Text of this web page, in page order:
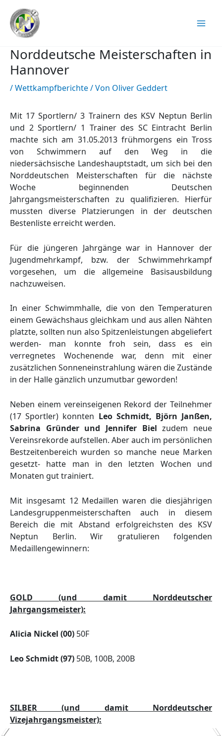
Inhalt
springen
Norddeutsche Meisterschaften in
Hannover
/Wettkampfberichte/ Von Oliver Geddert
Mit 17 Sportlern/ 3 Trainern des KSV Neptun Berlin
und 2 Sportlern/ 1 Trainer des SC Eintracht Berlin
machte sich am 31.05.2013 frühmorgens ein Tross
von Schwimmern auf den Weg in die
niedersächsische Landeshauptstadt, um sich bei den
Norddeutschen Meisterschaften für die nächste
Woche beginnenden Deutschen
Jahrgangsmeisterschaften zu qualifizieren. Hierfür
mussten diverse Platzierungen in der deutschen
Bestenliste erreicht werden.
Für die jüngeren Jahrgänge war in Hannover der
Jugendmehrkampf, bzw. der Schwimmehrkampf
vorgesehen, um die allgemeine Basisausbildung
nachzuweisen.
In einer Schwimmhalle, die von den Temperaturen
einem Gewächshaus gleichkam und aus allen Nähten
platzte, sollten nun also Spitzenleistungen abgeliefert
werden- man konnte froh sein, dass es ein
verregnetes Wochenende war, denn mit einer
zusätzlichen Sonneneinstrahlung wären die Zustände
in der Halle gänzlich unzumutbar geworden!
Neben einem vereinseigenen Rekord der Teilnehmer
(17 Sportler) konnten Leo Schmidt, Björn Janßen,
Sabrina Gründer und Jennifer Biel zudem neue
Vereinsrekorde aufstellen. Aber auch im persönlichen
Bestzeitenbereich wurden so manche neue Marken
gesetzt- hatte man in den letzten Wochen und
Monaten gut trainiert.
Mit insgesamt 12 Medaillen waren die diesjährigen
Landesgruppenmeisterschaften auch in diesem
Bereich die mit Abstand erfolgreichsten des KSV
Neptun Berlin. Wir gratulieren folgenden
Medaillengewinnern:
GOLD (und damit Norddeutscher
Jahrgangsmeister):
Alicia Nickel (00) 50F
Leo Schmidt (97) 50B, 100B, 200B
SILBER (und damit Norddeutscher
Vizejahrgangsmeister):